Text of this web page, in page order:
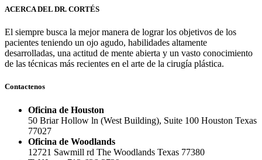
ACERCA DEL DR. CORTÉS
El siempre busca la mejor manera de lograr los objetivos de los
pacientes teniendo un ojo agudo, habilidades altamente
desarrolladas, una actitud de mente abierta y un vasto conocimiento
de las técnicas más recientes en el arte de la cirugía plástica.
Contactenos
Oficina de Houston
50 Briar Hollow ln (West Building), Suite 100 Houston Texas
77027
Oficina de Woodlands
12721 Sawmill rd The Woodlands Texas 77380